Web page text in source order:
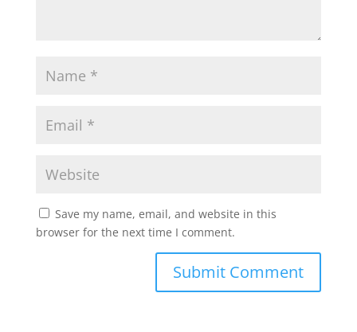
Save my name, email, and website in this
browser for the next time I comment.